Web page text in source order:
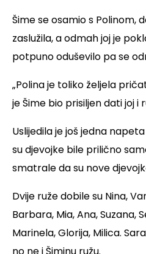
Šime se osamio s Polinom,
zaslužila, a odmah joj je
potpuno oduševilo pa se
„Polina je toliko željela
je Šime bio prisiljen dati joj i
Uslijedila je još jedna
su djevojke bile prilično
smatrale da su nove
Dvije ruže dobile su Nina,
Barbara, Mia, Ana, Suzana,
Marinela, Glorija, Milica.